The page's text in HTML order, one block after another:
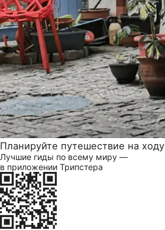
Планируйте путешествие на ходу
Лучшие гиды по всему миру —
в приложении Трипстера